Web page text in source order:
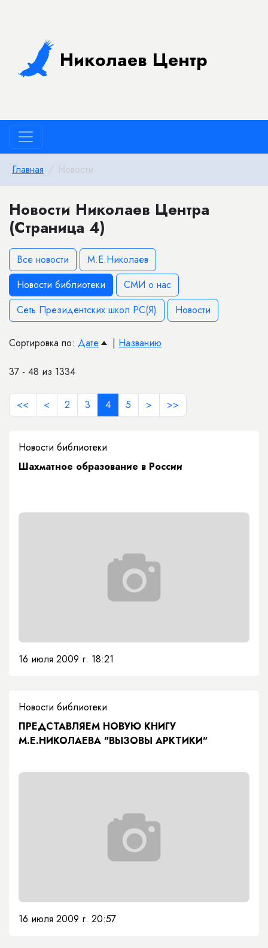
Николаев Центр
Главная Новости
Новости Николаев Центра
(Страница 4)
Все новости
М.Е.Николаев
Новости библиотеки
СМИ о нас
Сеть Президентских школ РС(Я)
Новости
Сортировка по: Дате | Названию
37 - 48 из 1334
<< < 2 3 4 5 > >>
Новости библиотеки
Шахматное образование в России
16 июля 2009 г. 18:21
Новости библиотеки
ПРЕДСТАВЛЯЕМ НОВУЮ КНИГУ
М.Е.НИКОЛАЕВА "ВЫЗОВЫ АРКТИКИ"
16 июля 2009 г. 20:57